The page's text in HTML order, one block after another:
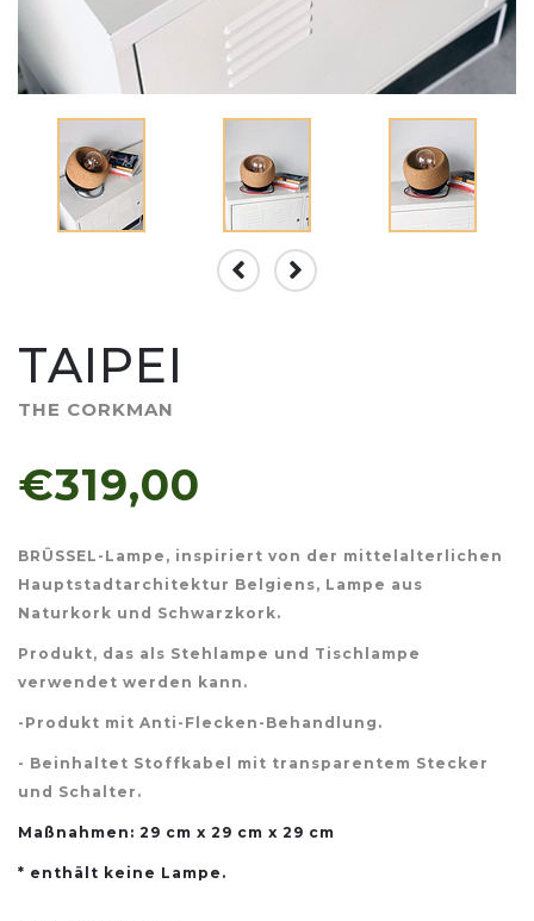
TAIPEI
THE CORKMAN
€319,00
BRÜSSEL-Lampe, inspiriert von der mittelalterlichen
Hauptstadtarchitektur Belgiens, Lampe aus
Naturkork und Schwarzkork.
Produkt, das als Stehlampe und Tischlampe
verwendet werden kann.
-Produkt mit Anti-Flecken-Behandlung.
- Beinhaltet Stoffkabel mit transparentem Stecker
und Schalter.
Maßnahmen: 29 cm x 29 cm x 29 cm
* enthält keine Lampe.